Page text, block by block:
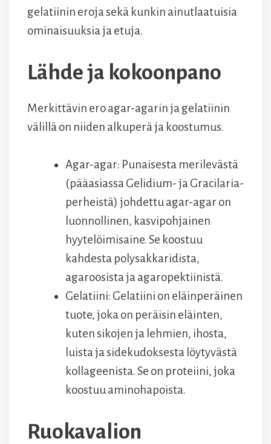
gelatiinin eroja sekä kunkin ainutlaatuisia
ominaisuuksia ja etuja.
Lähde ja kokoonpano
Merkittävin ero agar-agarin ja gelatiinin
välillä on niiden alkuperä ja koostumus.
Agar-agar: Punaisesta merilevästä
(pääasiassa Gelidium- ja Gracilaria-
perheistä) johdettu agar-agar on
luonnollinen, kasvipohjainen
hyytelöimisaine. Se koostuu
kahdesta polysakkaridista,
agaroosista ja agaropektiinistä.
Gelatiini: Gelatiini on eläinperäinen
tuote, joka on peräisin eläinten,
kuten sikojen ja lehmien, ihosta,
luista ja sidekudoksesta löytyvästä
kollageenista. Se on proteiini, joka
koostuu aminohapoista.
Ruokavalion